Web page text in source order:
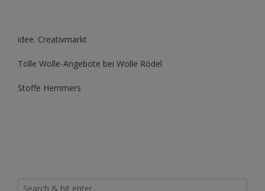
idee. Creativmarkt
Tolle Wolle-Angebote bei Wolle Rödel
Stoffe Hemmers